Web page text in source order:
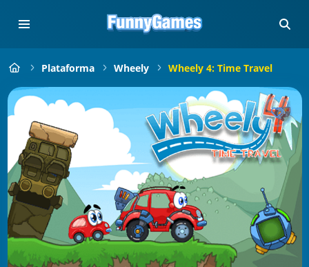
Plataforma Wheely Wheely 4: Time Travel